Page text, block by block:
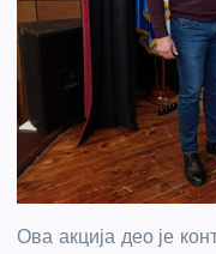
Ова акција део је